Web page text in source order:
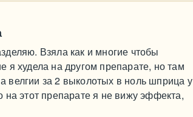
Взяла как и многие чтобы
я худела на другом препарате, но там
велгии за 2 выколотых в ноль шприца у
этот препарате я не вижу эффекта,